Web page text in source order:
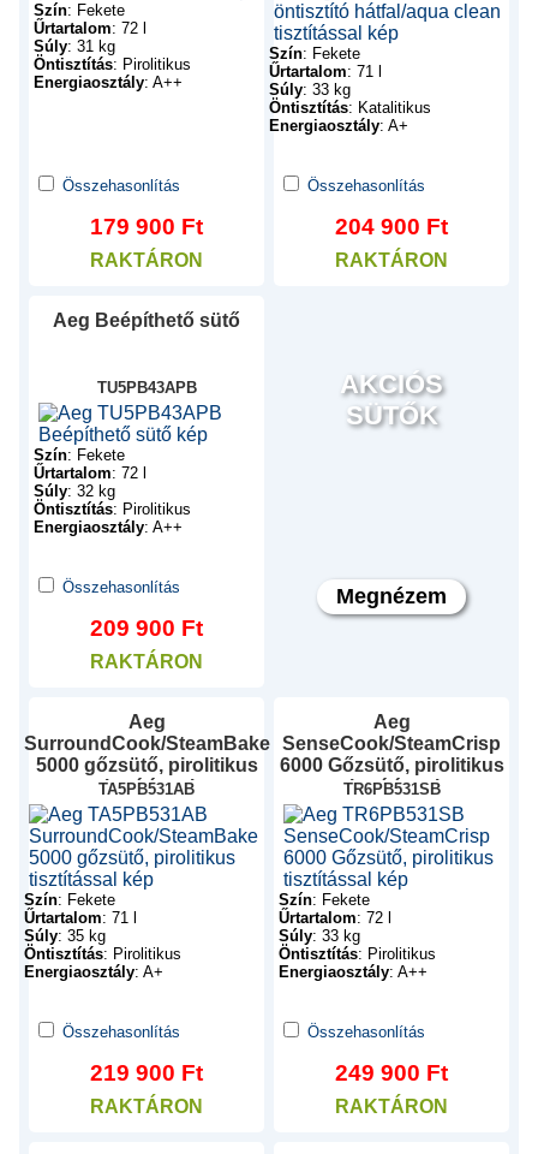
Szín: Fekete
Űrtartalom: 72 l
Súly: 31 kg
Öntisztítás: Pirolitikus
Energiaosztály: A++
Összehasonlítás
179 900 Ft
RAKTÁRON
Szín: Fekete
Űrtartalom: 71 l
Súly: 33 kg
Öntisztítás: Katalitikus
Energiaosztály: A+
Összehasonlítás
204 900 Ft
RAKTÁRON
Aeg Beépíthető sütő
TU5PB43APB
Szín: Fekete
Űrtartalom: 72 l
Súly: 32 kg
Öntisztítás: Pirolitikus
Energiaosztály: A++
Összehasonlítás
209 900 Ft
RAKTÁRON
AKCIÓS
SÜTŐK
Megnézem
Aeg
SurroundCook/SteamBake
5000 gőzsütő, pirolitikus
tisztítással
TA5PB531AB
Szín: Fekete
Űrtartalom: 71 l
Súly: 35 kg
Öntisztítás: Pirolitikus
Energiaosztály: A+
Összehasonlítás
219 900 Ft
RAKTÁRON
Aeg
SenseCook/SteamCrisp
6000 Gőzsütő, pirolitikus
tisztítással
TR6PB531SB
Szín: Fekete
Űrtartalom: 72 l
Súly: 33 kg
Öntisztítás: Pirolitikus
Energiaosztály: A++
Összehasonlítás
249 900 Ft
RAKTÁRON